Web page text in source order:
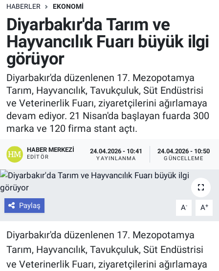
HABERLER EKONOMI
Diyarbakır'da Tarım ve
Hayvancılık Fuarı büyük ilgi
görüyor
Diyarbakır'da düzenlenen 17. Mezopotamya
Tarım, Hayvancılık, Tavukçuluk, Süt Endüstrisi
ve Veterinerlik Fuarı, ziyaretçilerini ağırlamaya
devam ediyor. 21 Nisan'da başlayan fuarda 300
marka ve 120 firma stant açtı.
HABER MERKEZI
EDITÖR
24.04.2026 - 10:41
YAYINLANMA
24.04.2026 - 10:50
GÜNCELLEME
Paylaş A- A+
Diyarbakır'da düzenlenen 17. Mezopotamya
Tarım, Hayvancılık, Tavukçuluk, Süt Endüstrisi
ve Veterinerlik Fuarı, ziyaretçilerini ağırlamaya